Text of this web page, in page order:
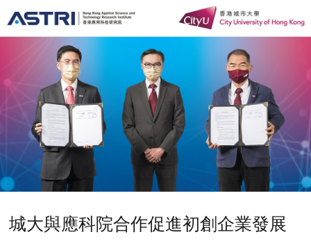
城大與應科院合作促進初創企業發展